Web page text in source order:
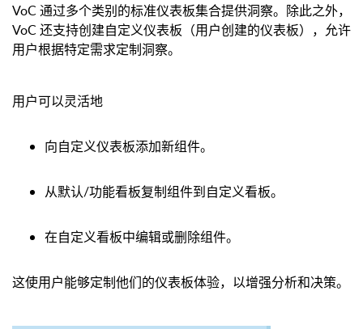
VoC 通过多个类别的标准仪表板集合提供洞察。除此之外，
VoC 还支持创建自定义仪表板（用户创建的仪表板），允许
用户根据特定需求定制洞察。
用户可以灵活地
向自定义仪表板添加新组件。
从默认/功能看板复制组件到自定义看板。
在自定义看板中编辑或删除组件。
这使用户能够定制他们的仪表板体验，以增强分析和决策。